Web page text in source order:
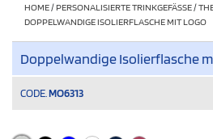
HOME/PERSONALISIERTE TRINKGEFÄSSE /
DOPPELWANDIGE ISOLIERFLASCHE MIT LOGO
Doppelwandige Isolierflasche
CODE. MO6313